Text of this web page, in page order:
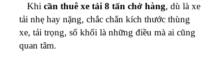
Khi cần thuê xe tải 8 tấn chở hàng, dù là xe
tải nhẹ hay nặng, chắc chắn kích thước thùng
xe, tải trọng, số khối là những điều mà ai cũng
quan tâm.